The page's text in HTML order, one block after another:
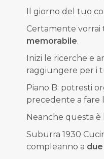
Il giorno del tuo
Certamente vorrai
memorabile.
Inizi le ricerche e
raggiungere per i
Piano B: potresti
precedente a fare
Neanche questa
Suburra 1930
compleanno a